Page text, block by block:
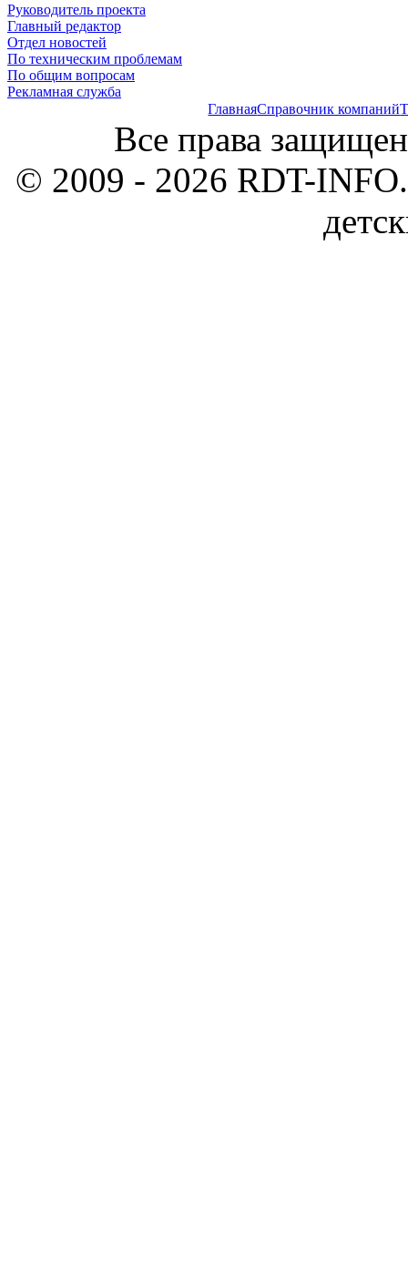
Руководитель проекта
Главный редактор
Отдел новостей
По техническим проблемам
По общим вопросам
Рекламная служба
ГлавнаяСправочник компаний
Все права
© 2009 - 2026 RDT-